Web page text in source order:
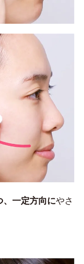
、一定方向にやさ